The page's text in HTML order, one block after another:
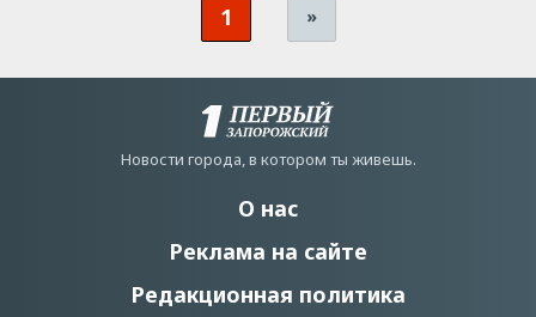
1 »
Новости города, в котором ты живешь.
О нас
Реклама на сайте
Редакционная политика